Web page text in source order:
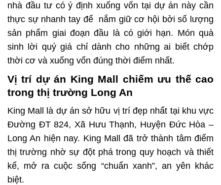
nhà đầu tư có ý định xuống vốn tại dự án này cần
thực sự nhanh tay để nắm giữ cơ hội bởi số lượng
sản phẩm giai đoạn đầu là có giới hạn. Món quà
sinh lời quý giá chỉ dành cho những ai biết chớp
thời cơ và xuống vốn đúng thời điểm nhất.
Vị trí dự án King Mall chiếm ưu thế cao
trong thị trường Long An
King Mall là dự án sở hữu vị trí đẹp nhất tại khu vực
Đường ĐT 824, Xã Hưu Thạnh, Huyện Đức Hòa –
Long An hiện nay. King Mallđã trở thành tâm điểm
thị trường nhờ sự đột phá trong quy hoạch và thiết
kế, mở ra cuộc sống “chuẩn xanh”, an yên khác
biệt.